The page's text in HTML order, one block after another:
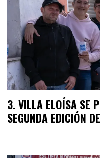
VILLA ELOÍSA SE
SEGUNDA EDICIÓN